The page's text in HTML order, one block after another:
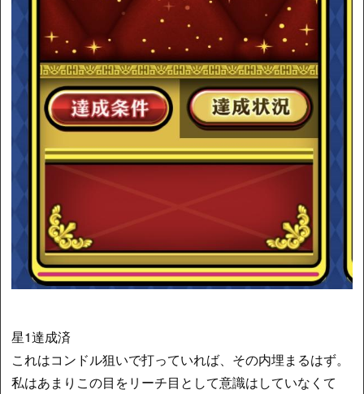
星1達成済
これはコンドル狙いで打っていれば、その内埋まるはず。
私はあまりこの目をリーチ目として意識はしていなくて